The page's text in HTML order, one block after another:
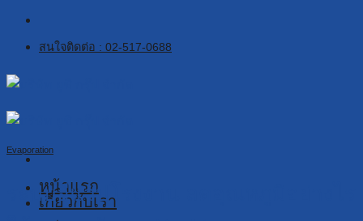
Skip
contentสนใจติดต่อ : 02-517-0688
หน้าแรก
เกี่ยวกับเรา
Evaporation
ระบบอีแวปโรงงาน ลดอุณหภูมิอย่างไร